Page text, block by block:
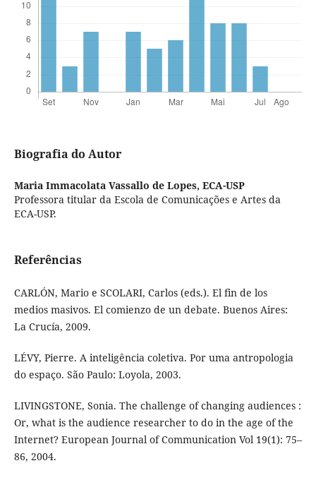
Biografia do Autor
Maria Immacolata Vassallo de Lopes, ECA-USP
Professora titular da Escola de Comunicações e Artes da
ECA-USP.
Referências
CARLÓN, Mario e SCOLARI, Carlos (eds.). El fin de los
medios masivos. El comienzo de un debate. Buenos Aires:
La Crucía, 2009.
LÉVY, Pierre. A inteligência coletiva. Por uma antropologia
do espaço. São Paulo: Loyola, 2003.
LIVINGSTONE, Sonia. The challenge of changing audiences :
Or, what is the audience researcher to do in the age of the
Internet? European Journal of Communication Vol 19(1): 75–
86, 2004.